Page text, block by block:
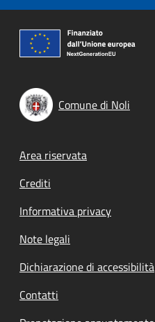
Comune di Noli
Footer menu
Area riservata
Crediti
Informativa privacy
Note legali
Dichiarazione di accessibilità
Contatti